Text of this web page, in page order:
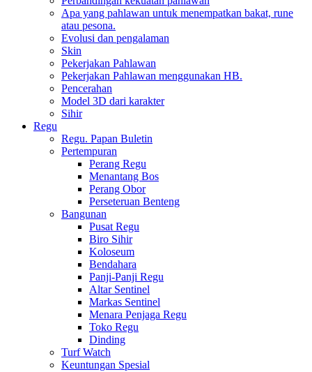
Apa yang pahlawan untuk menempatkan bakat, rune
atau pesona.
Evolusi dan pengalaman
Skin
Pekerjakan Pahlawan
Pekerjakan Pahlawan menggunakan HB.
Pencerahan
Model 3D dari karakter
Sihir
Regu
Regu. Papan Buletin
Pertempuran
Perang Regu
Menantang Bos
Perang Obor
Perseteruan Benteng
Bangunan
Pusat Regu
Biro Sihir
Koloseum
Bendahara
Panji-Panji Regu
Altar Sentinel
Markas Sentinel
Menara Penjaga Regu
Toko Regu
Dinding
Turf Watch
Keuntungan Spesial